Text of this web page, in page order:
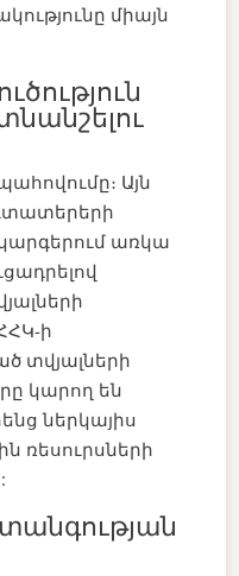
միայն
Այն
առկա
ի
տվյալների
կարող են
ներկայիս
ռեսուրսների